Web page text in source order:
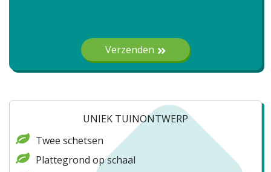
Verzenden
UNIEK TUINONTWERP
Twee schetsen
Plattegrond op schaal